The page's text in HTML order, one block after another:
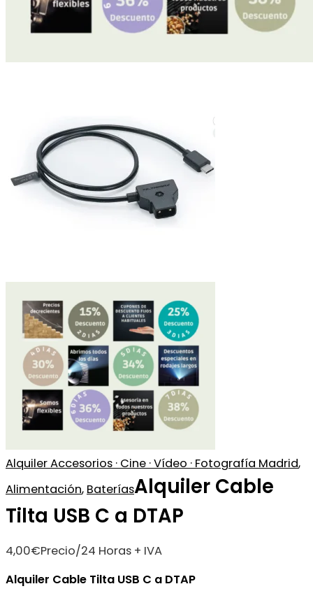
Alquiler Accesorios · Cine · Vídeo · Fotografía Madrid,
Alimentación, BateríasAlquiler Cable
Tilta USB C a DTAP
4,00€Precio/24 Horas + IVA
Alquiler Cable Tilta USB C a DTAP